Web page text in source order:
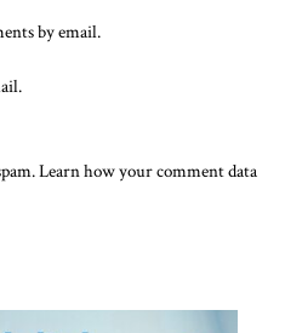
by email.
Learn how your comment data